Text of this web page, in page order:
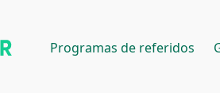
Programas de referidos